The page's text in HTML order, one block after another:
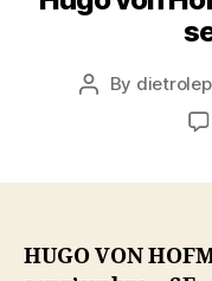
Post
By
HUGO VON